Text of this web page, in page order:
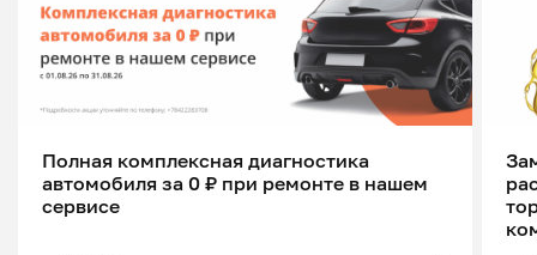
Полная комплексная диагностика
автомобиля за 0 ₽ при ремонте в нашем
сервисе